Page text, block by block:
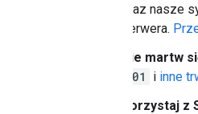
oraz nasze
serwera.
Nie martw
301
i inne
Korzystaj z